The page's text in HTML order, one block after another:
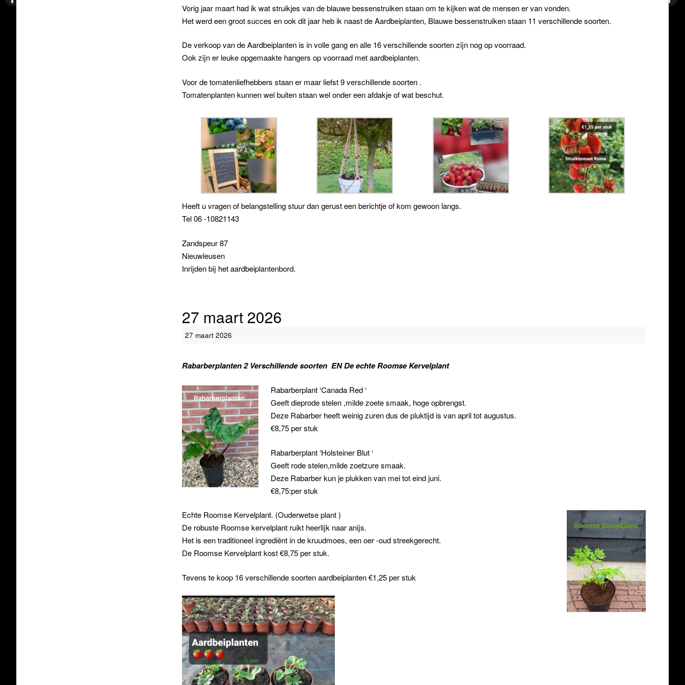
Vorig jaar maart had ik wat struikjes van de blauwe bessenstruiken staan om te kijken wat de mensen er van vonden.
Het werd een groot succes en ook dit jaar heb ik naast de Aardbeiplanten, Blauwe bessenstruiken staan 11 verschillende soorten.
De verkoop van de Aardbeiplanten is in volle gang en alle 16 verschillende soorten zijn nog op voorraad.
Ook zijn er leuke opgemaakte hangers op voorraad met aardbeiplanten.
Voor de tomatenliefhebbers staan er maar liefst 9 verschillende soorten .
Tomatenplanten kunnen wel buiten staan wel onder een afdakje of wat beschut.
Heeft u vragen of belangstelling stuur dan gerust een berichtje of kom gewoon langs.
Tel 06 -10821143
Zandspeur 87
Nieuwleusen
Inrijden bij het aardbeiplantenbord.
27 maart 2026
27 maart 2026
Rabarberplanten 2 Verschillende soorten EN De echte Roomse Kervelplant
Rabarberplant ‘Canada Red ‘
Geeft dieprode stelen ,milde zoete smaak, hoge opbrengst.
Deze Rabarber heeft weinig zuren dus de pluktijd is van april tot augustus.
€8,75 per stuk
Rabarberplant ‘Holsteiner Blut ‘
Geeft rode stelen,milde zoetzure smaak.
Deze Rabarber kun je plukken van mei tot eind juni.
€8,75:per stuk
Echte Roomse Kervelplant. (Ouderwetse plant )
De robuste Roomse kervelplant ruikt heerlijk naar anijs.
Het is een traditioneel ingrediënt in de kruudmoes, een oer -oud streekgerecht.
De Roomse Kervelplant kost €8,75 per stuk.
Tevens te koop 16 verschillende soorten aardbeiplanten €1,25 per stuk